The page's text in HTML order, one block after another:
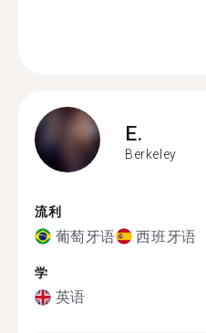
E.
Berkeley
流利
葡萄牙语 西班牙语
学
英语